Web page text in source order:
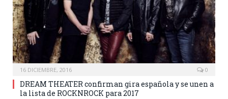
16 DICIEMBRE, 2016 0
DREAM THEATER confirman gira española y se unen a
la lista de ROCKNROCK para 2017